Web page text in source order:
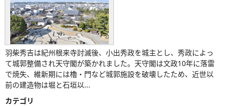
羽柴秀吉は紀州根来寺討滅後、小出秀政を城主とし、秀政によっ
て城郭整備され天守閣が築かれました。天守閣は文政10年に落雷
で焼失、維新期には櫓・門など城郭施設を破壊したため、近世以
前の建造物は堀と石垣以...
カテゴリ